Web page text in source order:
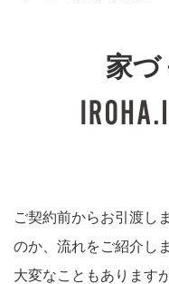
家づ
ご契約前からお引渡し
のか、流れをご紹介しま
大変なこともあります